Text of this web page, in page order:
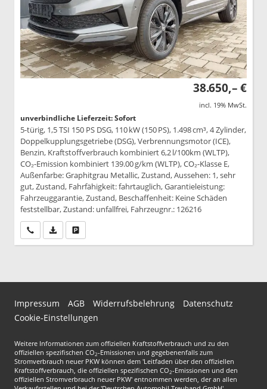
38.650,– €
incl. 19% MwSt.
unverbindliche Lieferzeit: Sofort
5-türig, 1,5 TSI 150 PS DSG, 110 kW (150 PS), 1.498 cm³, 4 Zylinder,
Doppelkupplungsgetriebe (DSG), Verbrennungsmotor (ICE),
Benzin, Kraftstoffverbrauch kombiniert 6,2 l/100km (WLTP),
CO₂-Emission kombiniert 139.00 g/km (WLTP), CO₂-Klasse E,
Außenfarbe: Graphitgrau Metallic, Zustand, Aussehen: 1, sehr
gut, Zustand, Fahrfähigkeit: fahrtauglich, Garantieleistung:
Fahrzeuggarantie, Zustand, Beschaffenheit: Keine Schäden
feststellbar, Zustand: unfallfrei, Fahrzeugnr.: 126216
Wir rufen Sie anPDF-Datei, Fahrzeugexposé drucken
Impressum AGB Widerrufsbelehrung
Datenschutz
Cookie-Einstellungen
Weitere Informationen zum offiziellen Kraftstoffverbrauch und zu den
offiziellen spezifischen CO2-Emissionen und gegebenenfalls zum
Stromverbrauch neuer PKW können dem 'Leitfaden über den offiziellen
Kraftstoffverbrauch, die offiziellen spezifischen CO2-Emissionen und den
offiziellen Stromverbrauch neuer PKW' entnommen werden, der an allen